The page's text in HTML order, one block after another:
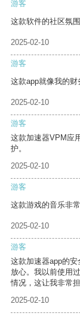
游客
这款软件的社区氛
2025-02-10
游客
这款app就像我的财
2025-02-10
游客
这款加速器VPM应
护。
2025-02-10
游客
这款游戏的音乐非
2025-02-10
游客
这款加速器app的
放心。我以前使用
情况，这让我非常担
2025-02-10